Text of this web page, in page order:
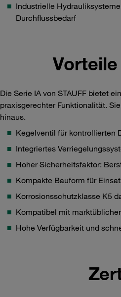
Industrielle
Durchflussbedarf
Die Serie IA von STAUFF bietet
praxisgerechter Funktionalität.
hinaus.
Kegelventil für kontrollierten
Integriertes
Hoher Sicherheitsfaktor:
Kompakte Bauform für
Korrosionsschutzklasse K5
Kompatibel mit
Hohe Verfügbarkeit und